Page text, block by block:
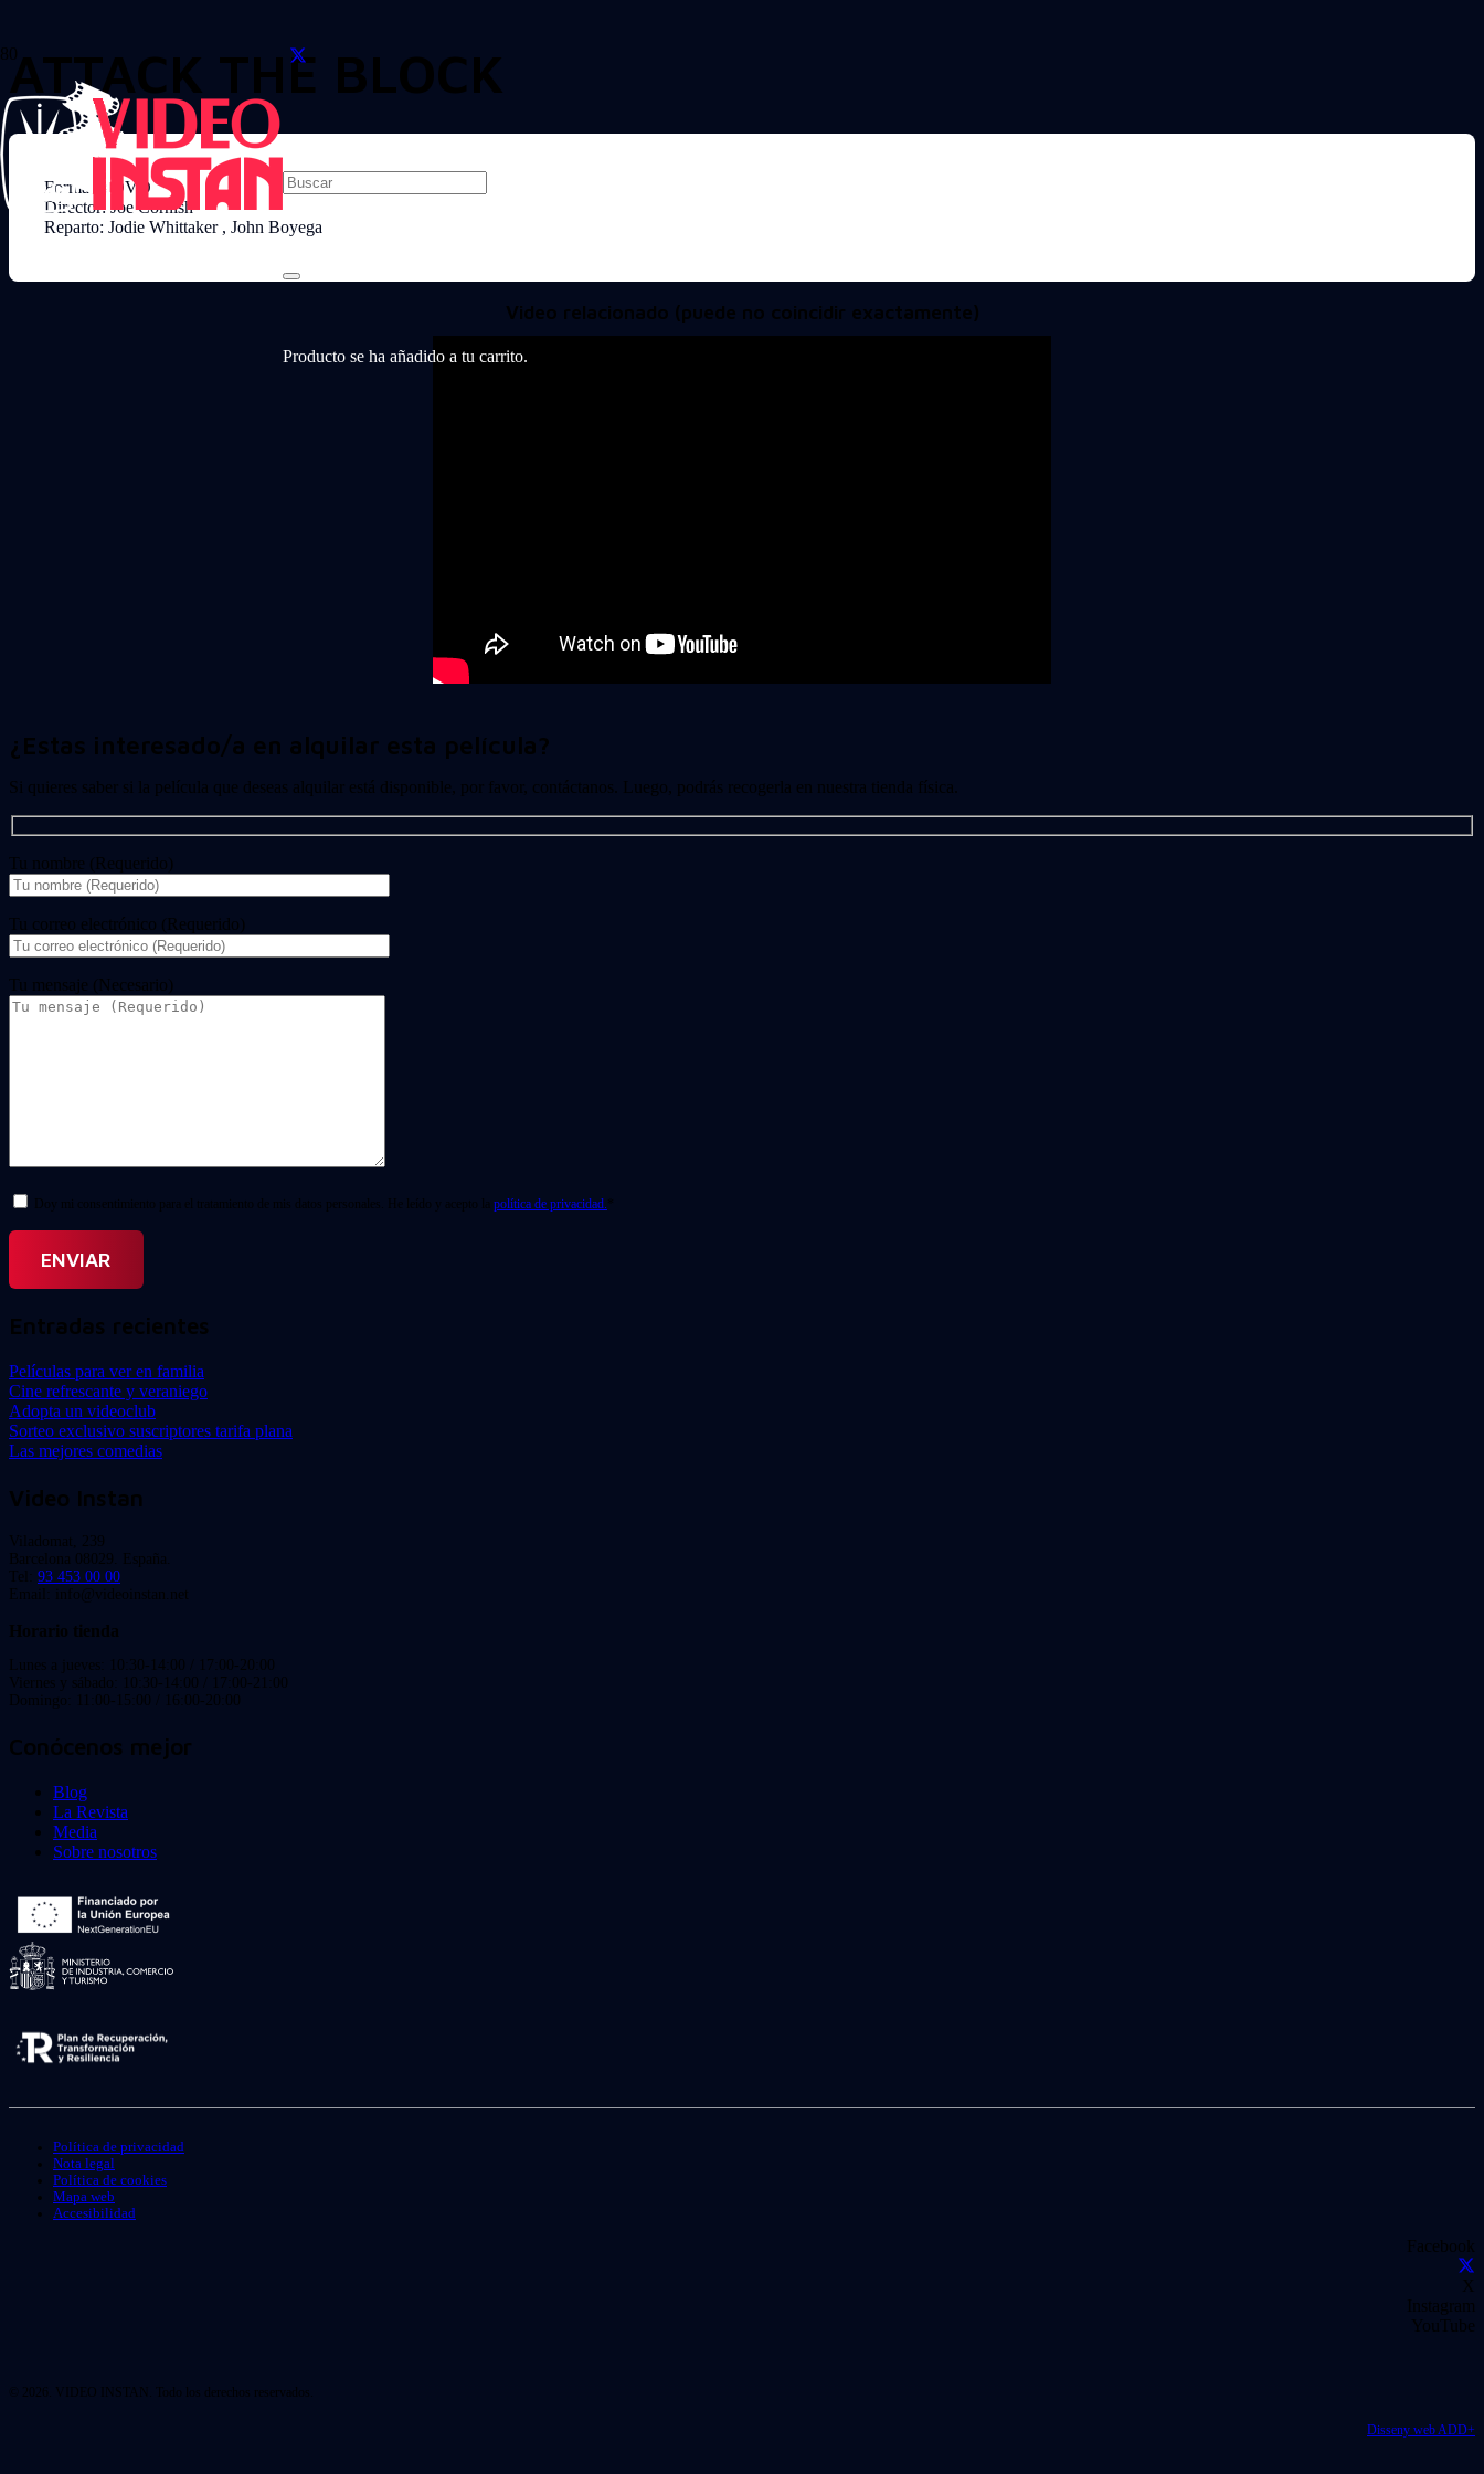
Producto se ha añadido a tu carrito.
ATTACK THE BLOCK
Formato: DVD
Director: Joe Cornish
Reparto: Jodie Whittaker , John Boyega
Video relacionado (puede no coincidir exactamente)
¿Estas interesado/a en alquilar esta película?
Si quieres saber si la película que deseas alquilar está disponible, por favor, contáctanos. Luego, podrás recogerla en nuestra tienda física.
Tu nombre (Requerido)
Tu correo electrónico (Requerido)
Tu mensaje (Necesario)
Doy mi consentimiento para el tratamiento de mis datos personales. He leído y acepto la política de privacidad. *
Entradas recientes
Películas para ver en familia
Cine refrescante y veraniego
Adopta un videoclub
Sorteo exclusivo suscriptores tarifa plana
Las mejores comedias
Video Instan
Viladomat, 239
Barcelona 08029. España.
Tel: 93 453 00 00
Email: info@videoinstan.net
Horario tienda
Lunes a jueves: 10:30-14:00 / 17:00-20:00
Viernes y sábado: 10:30-14:00 / 17:00-21:00
Domingo: 11:00-15:00 / 16:00-20:00
Conócenos mejor
Blog
La Revista
Media
Sobre nosotros
Política de privacidad
Nota legal
Política de cookies
Mapa web
Accesibilidad
Facebook
X
Instagram
YouTube
© 2026. VIDEO INSTAN. Todo los derechos reservados.
Disseny web ADD+